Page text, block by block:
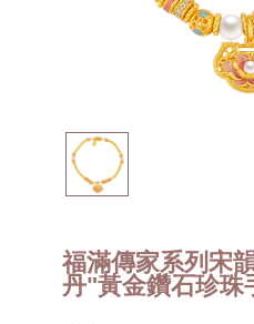
福滿傳家系列宋
丹"黃金鑽石珍珠